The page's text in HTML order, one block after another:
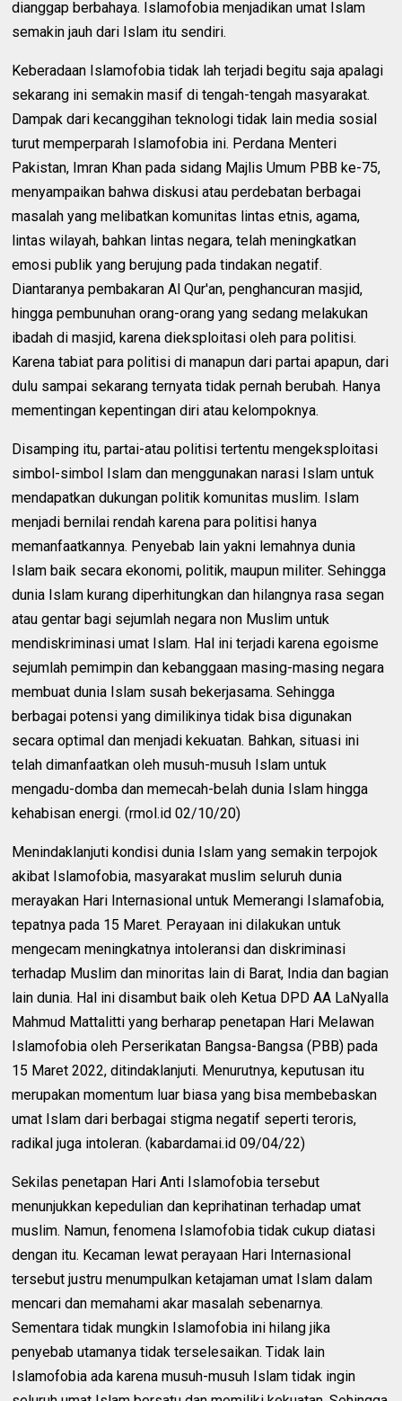
dianggap berbahaya. Islamofobia menjadikan umat Islam
semakin jauh dari Islam itu sendiri.
Keberadaan Islamofobia tidak lah terjadi begitu saja apalagi
sekarang ini semakin masif di tengah-tengah masyarakat.
Dampak dari kecanggihan teknologi tidak lain media sosial
turut memperparah Islamofobia ini. Perdana Menteri
Pakistan, Imran Khan pada sidang Majlis Umum PBB ke-75,
menyampaikan bahwa diskusi atau perdebatan berbagai
masalah yang melibatkan komunitas lintas etnis, agama,
lintas wilayah, bahkan lintas negara, telah meningkatkan
emosi publik yang berujung pada tindakan negatif.
Diantaranya pembakaran Al Qur'an, penghancuran masjid,
hingga pembunuhan orang-orang yang sedang melakukan
ibadah di masjid, karena dieksploitasi oleh para politisi.
Karena tabiat para politisi di manapun dari partai apapun, dari
dulu sampai sekarang ternyata tidak pernah berubah. Hanya
mementingan kepentingan diri atau kelompoknya.
Disamping itu, partai-atau politisi tertentu mengeksploitasi
simbol-simbol Islam dan menggunakan narasi Islam untuk
mendapatkan dukungan politik komunitas muslim. Islam
menjadi bernilai rendah karena para politisi hanya
memanfaatkannya. Penyebab lain yakni lemahnya dunia
Islam baik secara ekonomi, politik, maupun militer. Sehingga
dunia Islam kurang diperhitungkan dan hilangnya rasa segan
atau gentar bagi sejumlah negara non Muslim untuk
mendiskriminasi umat Islam. Hal ini terjadi karena egoisme
sejumlah pemimpin dan kebanggaan masing-masing negara
membuat dunia Islam susah bekerjasama. Sehingga
berbagai potensi yang dimilikinya tidak bisa digunakan
secara optimal dan menjadi kekuatan. Bahkan, situasi ini
telah dimanfaatkan oleh musuh-musuh Islam untuk
mengadu-domba dan memecah-belah dunia Islam hingga
kehabisan energi. (rmol.id 02/10/20)
Menindaklanjuti kondisi dunia Islam yang semakin terpojok
akibat Islamofobia, masyarakat muslim seluruh dunia
merayakan Hari Internasional untuk Memerangi Islamafobia,
tepatnya pada 15 Maret. Perayaan ini dilakukan untuk
mengecam meningkatnya intoleransi dan diskriminasi
terhadap Muslim dan minoritas lain di Barat, India dan bagian
lain dunia. Hal ini disambut baik oleh Ketua DPD AA LaNyalla
Mahmud Mattalitti yang berharap penetapan Hari Melawan
Islamofobia oleh Perserikatan Bangsa-Bangsa (PBB) pada
15 Maret 2022, ditindaklanjuti. Menurutnya, keputusan itu
merupakan momentum luar biasa yang bisa membebaskan
umat Islam dari berbagai stigma negatif seperti teroris,
radikal juga intoleran. (kabardamai.id 09/04/22)
Sekilas penetapan Hari Anti Islamofobia tersebut
menunjukkan kepedulian dan keprihatinan terhadap umat
muslim. Namun, fenomena Islamofobia tidak cukup diatasi
dengan itu. Kecaman lewat perayaan Hari Internasional
tersebut justru menumpulkan ketajaman umat Islam dalam
mencari dan memahami akar masalah sebenarnya.
Sementara tidak mungkin Islamofobia ini hilang jika
penyebab utamanya tidak terselesaikan. Tidak lain
Islamofobia ada karena musuh-musuh Islam tidak ingin